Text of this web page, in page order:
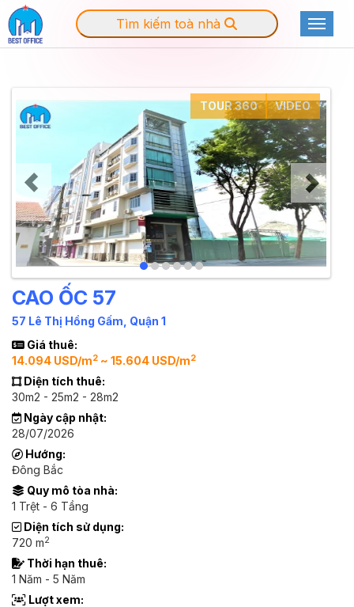
Tìm kiếm toà nhà
TOUR 360 VIDEO
CAO ỐC 57
57 Lê Thị Hồng Gấm, Quận 1
Giá thuê:
14.094 USD/m2 ~ 15.604 USD/m2
Diện tích thuê:
30m2 - 25m2 - 28m2
Ngày cập nhật:
28/07/2026
Hướng:
Đông Bắc
Quy mô tòa nhà:
1 Trệt - 6 Tầng
Diện tích sử dụng:
720 m2
Thời hạn thuê:
1 Năm - 5 Năm
Lượt xem: